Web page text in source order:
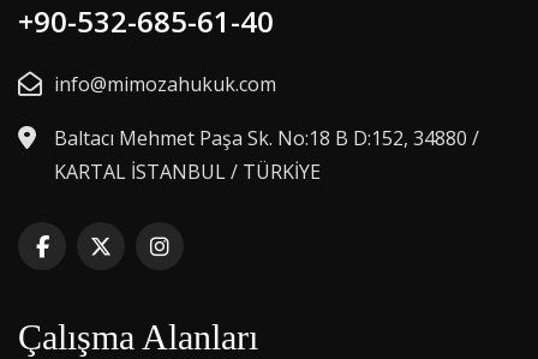
+90-532-685-61-40
info@mimozahukuk.com
Baltacı Mehmet Paşa Sk. No:18 B D:152, 34880 /
KARTAL İSTANBUL / TÜRKİYE
Çalışma Alanları